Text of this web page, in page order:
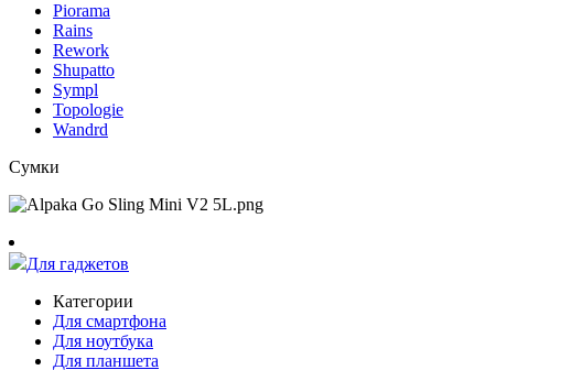
Piorama
Rains
Rework
Shupatto
Sympl
Topologie
Wandrd
Сумки
Для гаджетов
Категории
Для смартфона
Для ноутбука
Для планшета